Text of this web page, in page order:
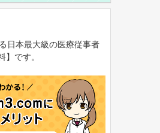
日本最大級の医療従事者
です。